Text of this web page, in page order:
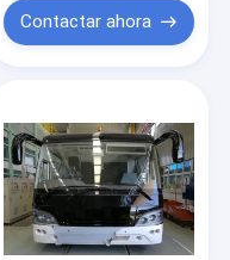
pasajeros
Contactar ahora